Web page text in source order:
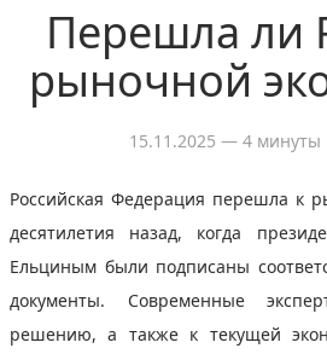
Перешла ли
рыночной
15.11.2025 — 4 минуты
Российская Федерация перешла к
десятилетия назад, когда
Ельциным были подписаны
документы. Современные
решению, а также к текущей